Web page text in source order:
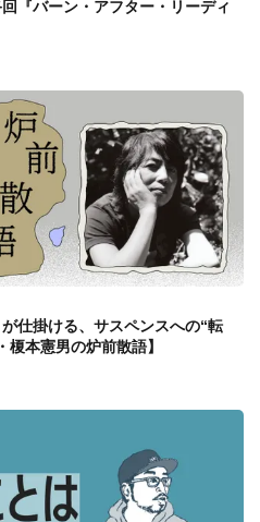
『バーン・アフター・リーディ
仕掛ける、サスペンスへの“転
本憲男の炉前散語】